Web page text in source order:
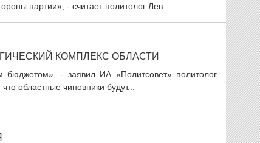
партии», - считает политолог Лев...
КОМПЛЕКС ОБЛАСТИ
бюджетом», - заявил ИА «Политсовет» политолог
областные чиновники будут...